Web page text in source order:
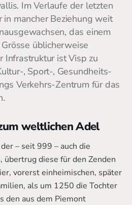
Im Verlaufe der letzten
in mancher Beziehung weit
das einem
üblicherweise
Infrastruktur ist Visp zu
, Sport-, Gesundheits-
Verkehrs-Zentrum für das
weltlichen Adel
– seit 999 – auch die
übertrug diese für den Zenden
vorerst einheimischen, später
als um 1250 die Tochter
den aus dem Piemont